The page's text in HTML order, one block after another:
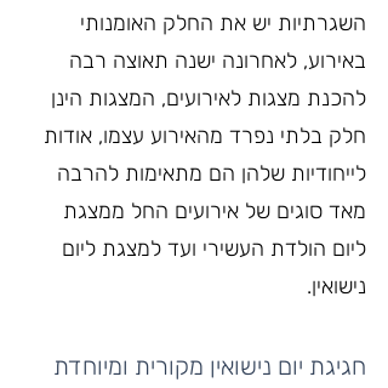
השגרתיות יש את החלק האומנותי
באירוע, לאחרונה ישנה תאוצה רבה
להכנת מצגות לאירועים, המצגות הינן
חלק בלתי נפרד מהאירוע עצמו, אודות
לייחודיות שלהן הם מתאימות להרבה
מאד סוגים של אירועים החל ממצגת
ליום הולדת העשירי ועד למצגת ליום
נישואין.
חגיגת יום נישואין מקורית ומיוחדת